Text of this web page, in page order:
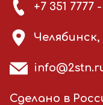
+7 351 7777
Челябинск,
Сделано в